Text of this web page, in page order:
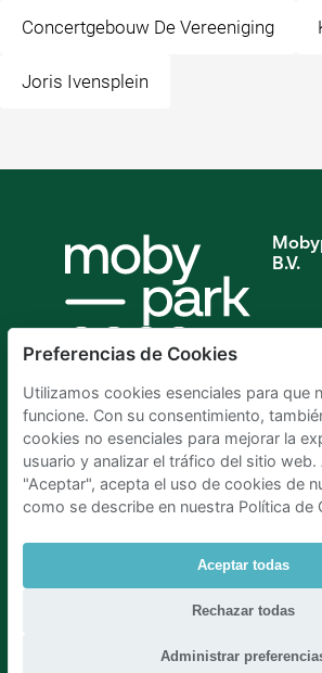
Concertgebouw De Vereeniging
Joris Ivensplein
B.V.
Parking Madrid La Latina|Parking Madrid
Parking Bruselas Parking La Haya
Preferencias de Cookies
Utilizamos cookies esenciales para que
funcione. Con su consentimiento,
cookies no esenciales para mejorar la
usuario y analizar el tráfico del sitio web.
"Aceptar", acepta el uso de cookies de
como se describe en nuestra Política de
Aceptar todas
Rechazar todas
Administrar